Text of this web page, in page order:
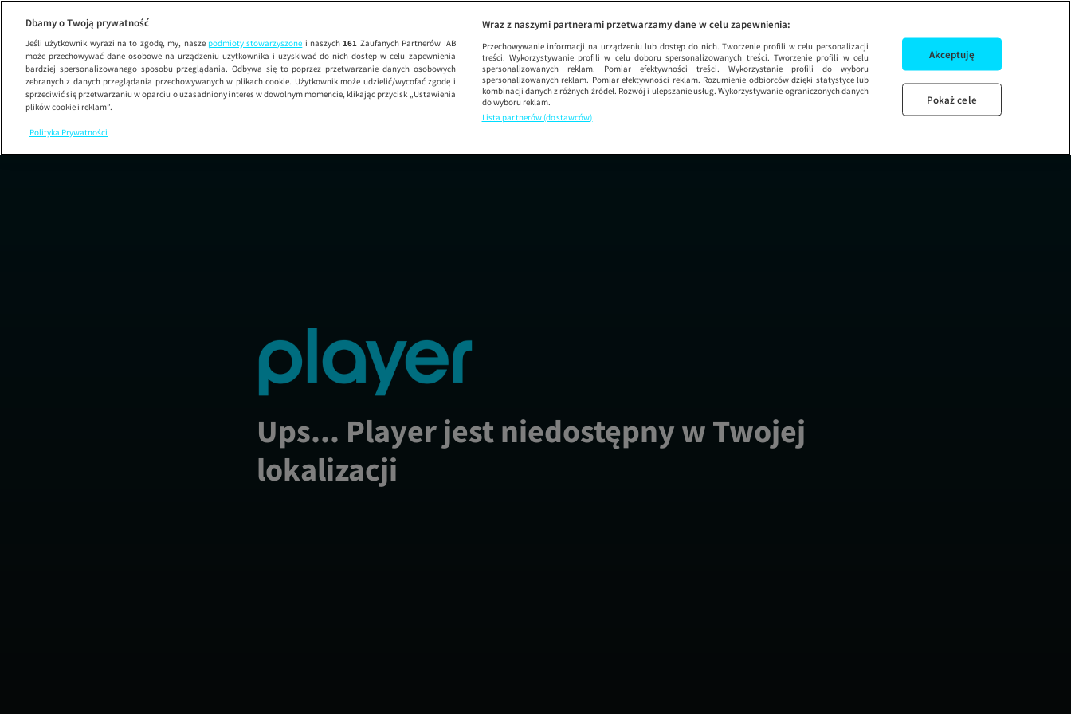
(Nie)powieszenieSEZON 1 ODCINEK 1
Ups... Player jest niedostępny w Twojej
lokalizacji
Dbamy o Twoją prywatność
Jeśli użytkownik wyrazi na to zgodę, my, nasze podmioty stowarzyszone i naszych161 Zaufanych Partnerów IAB
może przechowywać dane osobowe na urządzeniu użytkownika i uzyskiwać do nich dostęp w celu zapewnienia
bardziej spersonalizowanego sposobu przeglądania. Odbywa się to poprzez przetwarzanie danych osobowych
zebranych z danych przeglądania przechowywanych w plikach cookie. Użytkownik może udzielić/wycofać zgodę i
sprzeciwić się przetwarzaniu w oparciu o uzasadniony interes w dowolnym momencie, klikając przycisk „Ustawienia
plików cookie i reklam”.
Polityka Prywatności
Wraz z naszymi partnerami przetwarzamy dane w celu zapewnienia:
Przechowywanie informacji na urządzeniu lub dostęp do nich. Tworzenie profili w celu personalizacji
treści. Wykorzystywanie profili w celu doboru spersonalizowanych treści. Tworzenie profili w celu
spersonalizowanych reklam. Pomiar efektywności treści. Wykorzystanie profili do wyboru
spersonalizowanych reklam. Pomiar efektywności reklam. Rozumienie odbiorców dzięki statystyce lub
kombinacji danych z różnych źródeł. Rozwój i ulepszanie usług. Wykorzystywanie ograniczonych danych
do wyboru reklam.
Lista partnerów (dostawców)
Akceptuję
Pokaż cele